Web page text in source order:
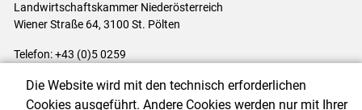
Landwirtschaftskammer Niederösterreich
Wiener Straße 64, 3100 St. Pölten
Telefon: +43 (0)5 0259
Impressum|Kontakt|Datenschutzerklärung|Barrierefreiheit|
Die Website wird mit den technisch erforderlichen
Cookies ausgeführt. Andere Cookies werden nur mit Ihrer